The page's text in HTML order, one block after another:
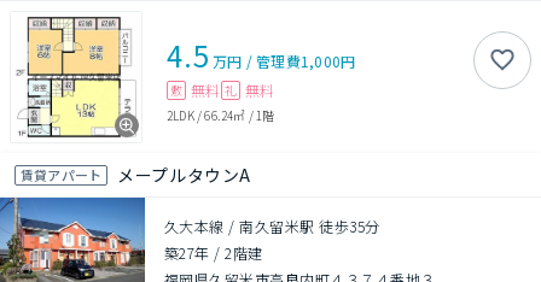
4.5 万円 /管理費1,000円
敷 無料 礼 無料
2LDK/66.24㎡ / 1階
賃貸アパート メープルタウンA
久大本線 / 南久留米駅 徒歩35分
築27年 /2階建